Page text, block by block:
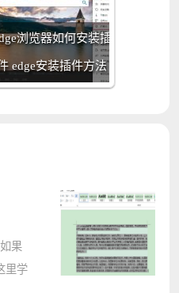
浏览器如何安装插
edge安装插件方法
果
里学